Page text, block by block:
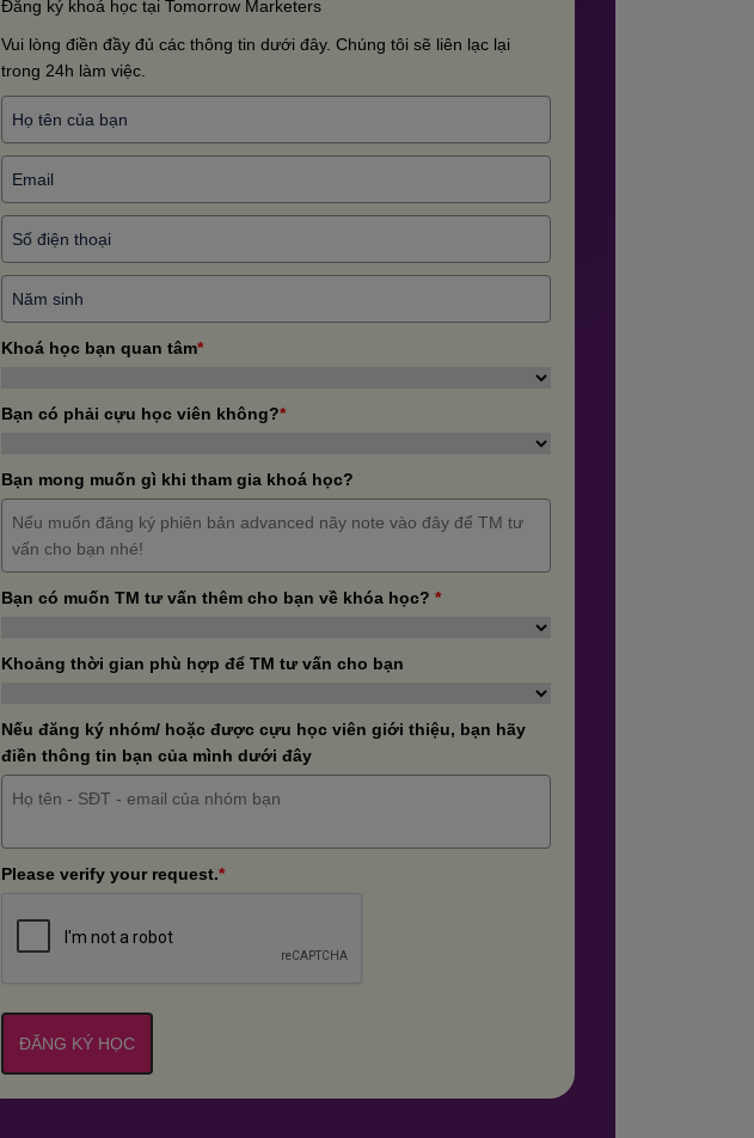
Đăng ký khoá học tại Tomorrow Marketers
Vui lòng điền đầy đủ các thông tin dưới đây. Chúng tôi sẽ liên lạc lại
trong 24h làm việc.
Khoá học bạn quan tâm*
Bạn có phải cựu học viên không?*
Bạn mong muốn gì khi tham gia khoá học?
Bạn có muốn TM tư vấn thêm cho bạn về khóa học? *
Khoảng thời gian phù hợp để TM tư vấn cho bạn
Nếu đăng ký nhóm/ hoặc được cựu học viên giới thiệu, bạn hãy
điền thông tin bạn của mình dưới đây
Please verify your request.*
ĐĂNG KÝ HỌC